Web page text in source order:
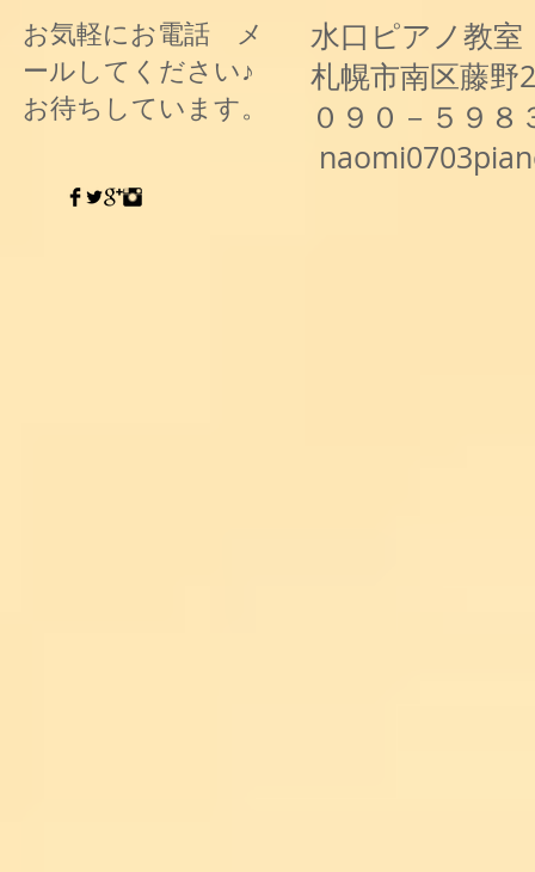
お気軽にお電話 メ
ールしてください♪
お待ちしています。
水口ピアノ教室
札幌市南区藤野
０９０－５９８